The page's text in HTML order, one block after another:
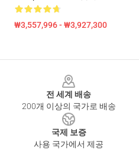
₩3,557,996 - ₩3,927,300
전 세계 배송
200개 이상의 국가로 배송
국제 보증
사용 국가에서 제공